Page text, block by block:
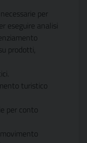
per
eseguire analisi
prodotti,
turistico
per conto